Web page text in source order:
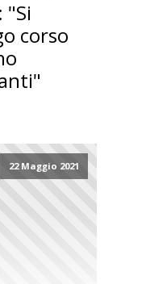
corso
22 Maggio 2021